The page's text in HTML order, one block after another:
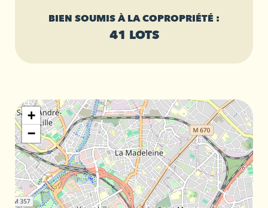
BIEN SOUMIS À LA COPROPRIÉTÉ :
41 LOTS
+
−